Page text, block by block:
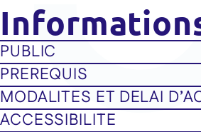
PUBLIC
PREREQUIS
MODALITES ET DELAI
ACCESSIBILITE